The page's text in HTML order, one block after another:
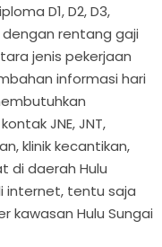
D1, D2, D3,
dengan rentang gaji
jenis pekerjaan
informasi hari
JNE, JNT,
klinik kecantikan,
di daerah Hulu
internet, tentu saja
kawasan Hulu Sungai